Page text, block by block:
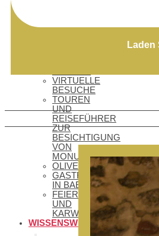
VIRTUELLE
BESUCHE
TOUREN
UND
REISEFÜHRER
ZUR
BESICHTIGUNG
VON
MONUMENTEN
OLIVENÖLTOURISMUS
GASTRONOMIE
IN BAEZA
FEIERTAGE
UND
KARWOCHE
WISSENSWERTES
Laden